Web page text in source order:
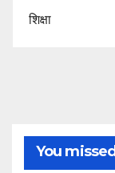
शिक्षा
You missed